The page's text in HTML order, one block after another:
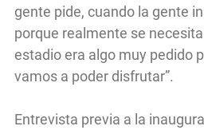
gente pide, cuando la gente
porque realmente se
estadio era algo muy pedido
vamos a poder disfrutar”.
Entrevista previa a la